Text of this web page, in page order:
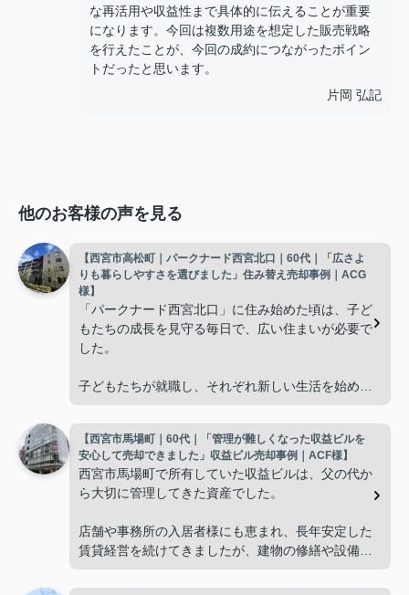
な再活用や収益性まで具体的に伝えることが重要
になります。今回は複数用途を想定した販売戦略
を行えたことが、今回の成約につながったポイン
トだったと思います。
片岡 弘記
他のお客様の声を見る
【西宮市高松町｜パークナード西宮北口｜60代｜「広さよ
りも暮らしやすさを選びました」住み替え売却事例｜ACG
様】
「パークナード西宮北口」に住み始めた頃は、子ど
もたちの成長を見守る毎日で、広い住まいが必要で
した。
子どもたちが就職し、それぞれ新しい生活を始める
使わない部屋が増え、
「今の私たちには少し広すぎるね。」
掃除や管理の負担も考え、夫婦二人にちょうど良い
【西宮市馬場町｜60代｜「管理が難しくなった収益ビルを
安心して売却できました」収益ビル売却事例｜ACF様】
西宮市馬場町で所有していた収益ビルは、父の代か
ら大切に管理してきた資産でした。
店舗や事務所の入居者様にも恵まれ、長年安定した
賃貸経営を続けてきましたが、建物の修繕や設備更